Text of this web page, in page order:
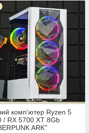
комп'ютер Ryzen 5
/ RX 5700 XT 8Gb
ARK"